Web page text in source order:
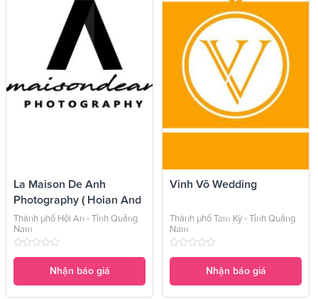
La Maison De Anh
Photography ( Hoian And
...
Thành phố Hội An - Tỉnh Quảng
Nam
Nhận báo giá
Vinh Võ Wedding
Thành phố Tam Kỳ - Tỉnh Quảng
Nam
Nhận báo giá